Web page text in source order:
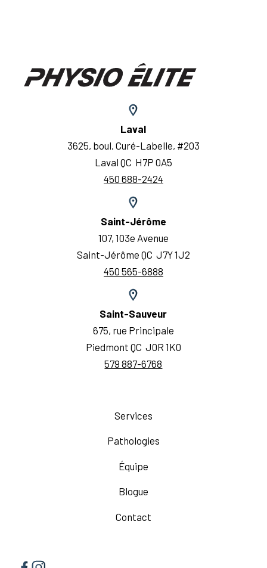
Laval
3625, boul. Curé-Labelle, #203
Laval QC H7P 0A5
450 688-2424
Saint-Jérôme
107, 103e Avenue
Saint-Jérôme QC J7Y 1J2
450 565-6888
Saint-Sauveur
675, rue Principale
Piedmont QC J0R 1K0
579 887-6768
Services
Pathologies
Équipe
Blogue
Contact